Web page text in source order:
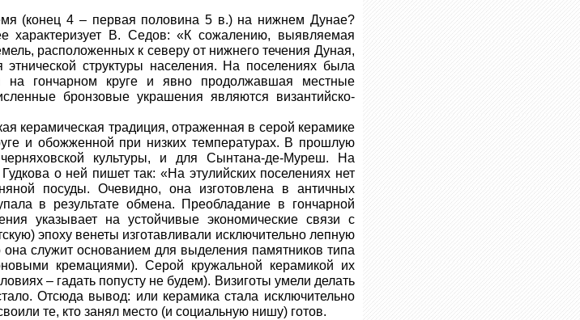
(конец 4 – первая половина 5 в.) на нижнем Дунае?
характеризует В. Седов: «К сожалению, выявляемая
расположенных к северу от нижнего течения Дуная,
структуры населения. На поселениях была
на гончарном круге и явно продолжавшая местные
бронзовые украшения являются византийско-
керамическая традиция, отраженная в серой керамике
и обожженной при низких температурах. В прошлую
культуры, и для Сынтана-де-Муреш. На
о ней пишет так: «На этулийских поселениях нет
посуды. Очевидно, она изготовлена в античных
в результате обмена. Преобладание в гончарной
указывает на устойчивые экономические связи с
эпоху венеты изготавливали исключительно лепную
она служит основанием для выделения памятников типа
кремациями). Серой кружальной керамикой их
– гадать попусту не будем). Визиготы умели делать
Отсюда вывод: или керамика стала исключительно
те, кто занял место (и социальную нишу) готов.